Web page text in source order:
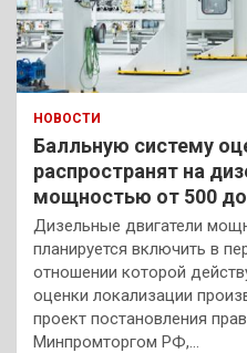
НОВОСТИ
Балльную систему
распространят на
мощностью от 500 до
Дизельные двигатели
планируется включить в
отношении которой
оценки локализации
проект постановления
Минпромторгом РФ,…